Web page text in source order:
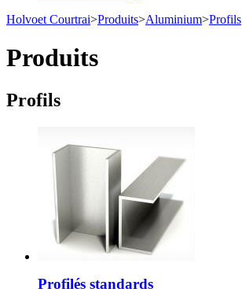
Holvoet Courtrai>Produits>Aluminium>Profils
Produits
Profils
Profilés standards